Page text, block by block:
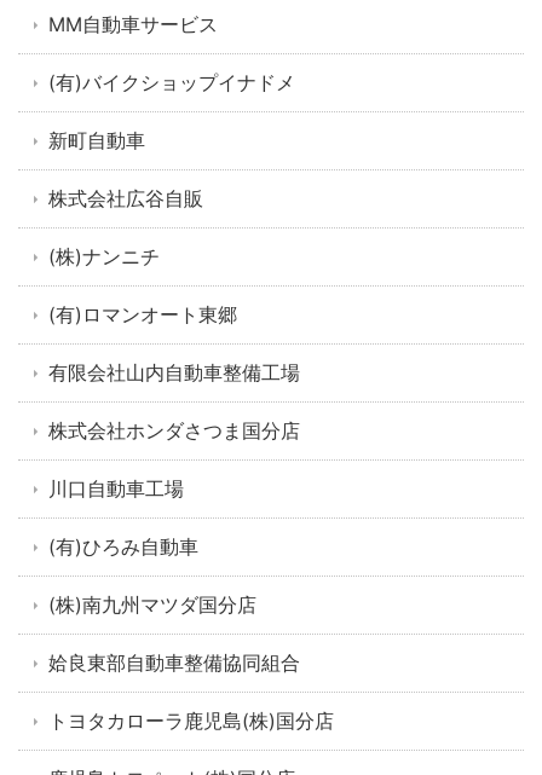
MM自動車サービス
(有)バイクショップイナドメ
新町自動車
株式会社広谷自販
(株)ナンニチ
(有)ロマンオート東郷
有限会社山内自動車整備工場
株式会社ホンダさつま国分店
川口自動車工場
(有)ひろみ自動車
(株)南九州マツダ国分店
姶良東部自動車整備協同組合
トヨタカローラ鹿児島(株)国分店